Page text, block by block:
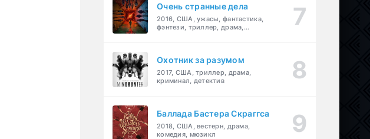
Очень странные дела
2016, США, ужасы, фантастика,
фэнтези, триллер, драма,
Охотник за разумом
2017, США, триллер, драма,
криминал, детектив
Баллада Бастера Скраггса
2018, США, вестерн, драма,
комедия, мюзикл